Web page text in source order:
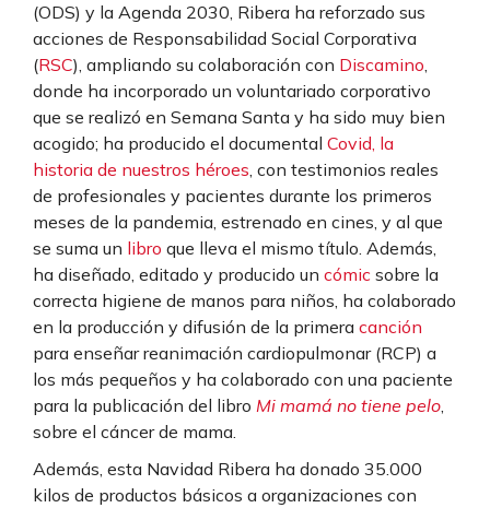
(ODS) y la Agenda 2030, Ribera ha reforzado sus
acciones de Responsabilidad Social Corporativa
(RSC), ampliando su colaboración con Discamino,
donde ha incorporado un voluntariado corporativo
que se realizó en Semana Santa y ha sido muy bien
acogido; ha producido el documental Covid, la
historia de nuestros héroes, con testimonios reales
de profesionales y pacientes durante los primeros
meses de la pandemia, estrenado en cines, y al que
se suma un libro que lleva el mismo título. Además,
ha diseñado, editado y producido un cómic sobre la
correcta higiene de manos para niños, ha colaborado
en la producción y difusión de la primera canción
para enseñar reanimación cardiopulmonar (RCP) a
los más pequeños y ha colaborado con una paciente
para la publicación del libro Mi mamá no tiene pelo,
sobre el cáncer de mama.
Además, esta Navidad Ribera ha donado 35.000
kilos de productos básicos a organizaciones con